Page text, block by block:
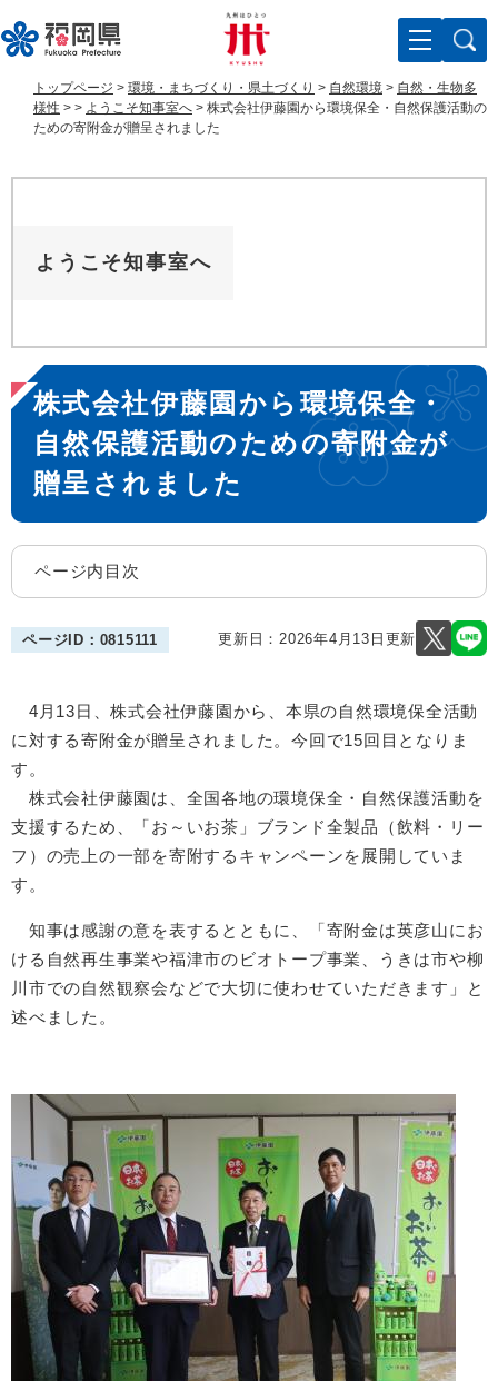
ー
ジ
す
ニ
ュ
し
トップページ > 環境・まちづくり・県土づくり > 自然環境 > 自然・生物多
様性 > > ようこそ知事室へ > 株式会社伊藤園から環境保全・自然保護活動の
ための寄附金が贈呈されました
ようこそ知事室へ
本
文
株式会社伊藤園から環境保全・
自然保護活動のための寄附金が
贈呈されました
ページ内目次
ページID：0815111 更新日：2026年4月13日更新
4月13日、株式会社伊藤園から、本県の自然環境保全活動
に対する寄附金が贈呈されました。今回で15回目となりま
す。
株式会社伊藤園は、全国各地の環境保全・自然保護活動を
支援するため、「お～いお茶」ブランド全製品（飲料・リー
フ）の売上の一部を寄附するキャンペーンを展開していま
す。
知事は感謝の意を表するとともに、「寄附金は英彦山にお
ける自然再生事業や福津市のビオトープ事業、うきは市や柳
川市での自然観察会などで大切に使わせていただきます」と
述べました。